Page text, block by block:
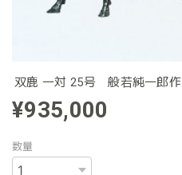
双鹿 一対 25号 般若純一郎作
¥935,000
数量